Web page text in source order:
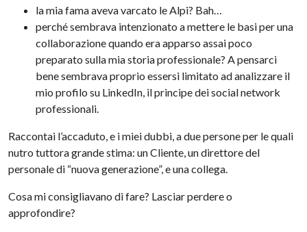
la mia fama aveva varcato le Alpi? Bah…
perché sembrava intenzionato a mettere le basi per una
collaborazione quando era apparso assai poco
preparato sulla mia storia professionale? A pensarci
bene sembrava proprio essersi limitato ad analizzare il
mio profilo su LinkedIn, il principe dei social network
professionali.
Raccontai l’accaduto, e i miei dubbi, a due persone per le quali
nutro tuttora grande stima: un Cliente, un direttore del
personale di “nuova generazione”, e una collega.
Cosa mi consigliavano di fare? Lasciar perdere o
approfondire?